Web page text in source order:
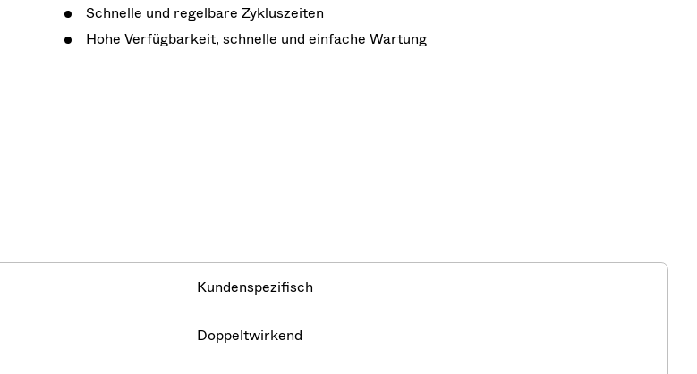
Schnelle und regelbare Zykluszeiten
Hohe Verfügbarkeit, schnelle und einfache Wartung
Kundenspezifisch
Doppeltwirkend